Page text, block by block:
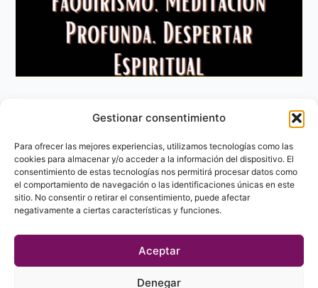
Gestionar consentimiento
Para ofrecer las mejores experiencias, utilizamos tecnologías como las
cookies para almacenar y/o acceder a la información del dispositivo. El
consentimiento de estas tecnologías nos permitirá procesar datos como
el comportamiento de navegación o las identificaciones únicas en este
sitio. No consentir o retirar el consentimiento, puede afectar
negativamente a ciertas características y funciones.
Aceptar
Denegar
Aviso Legal
Política de privacidad
Política de Cookies
Contacto